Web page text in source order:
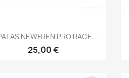
Vista rápida
NEWFREN PRO RACE...
25,00 €